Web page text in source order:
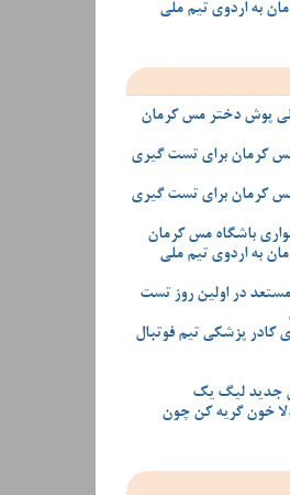
به اردوی تیم ملی
پوش دختر مس کرمان
مس کرمان برای تست گیری
مس کرمان برای تست گیری
باشگاه مس کرمان
به اردوی تیم ملی
در اولین روز تست
کادر پزشکی تیم فوتبال
جدید لیگ یک
خون گریه کن چون